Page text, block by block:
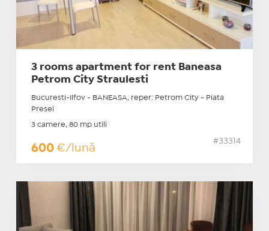
3 rooms apartment for rent Baneasa
Petrom City Straulesti
Bucuresti-Ilfov - BANEASA, reper: Petrom City - Piata
Presei
3 camere, 80 mp utili
600 €/lună
#33314